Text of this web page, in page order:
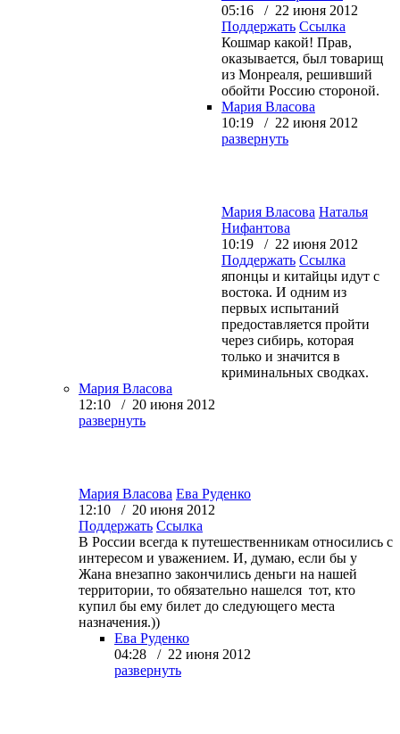
05:16 / 22 июня 2012
Поддержать Ссылка
Кошмар какой! Прав,
оказывается, был товарищ
из Монреаля, решивший
обойти Россию стороной.
Мария Власова
10:19 / 22 июня 2012
развернуть
Мария Власова Наталья
Нифантова
10:19 / 22 июня 2012
Поддержать Ссылка
японцы и китайцы идут с
востока. И одним из
первых испытаний
предоставляется пройти
через сибирь, которая
только и значится в
криминальных сводках.
Мария Власова
12:10 / 20 июня 2012
развернуть
Мария Власова Ева Руденко
12:10 / 20 июня 2012
Поддержать Ссылка
В России всегда к путешественникам относились с
интересом и уважением. И, думаю, если бы у
Жана внезапно закончились деньги на нашей
территории, то обязательно нашелся тот, кто
купил бы ему билет до следующего места
назначения.))
Ева Руденко
04:28 / 22 июня 2012
развернуть